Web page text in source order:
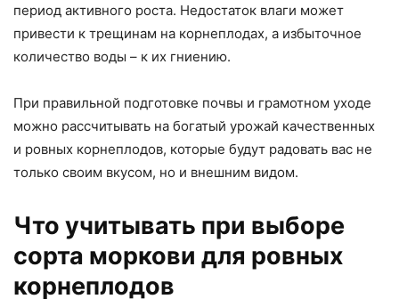
период активного роста. Недостаток влаги может
привести к трещинам на корнеплодах, а избыточное
количество воды – к их гниению.
При правильной подготовке почвы и грамотном уходе
можно рассчитывать на богатый урожай качественных
и ровных корнеплодов, которые будут радовать вас не
только своим вкусом, но и внешним видом.
Что учитывать при выборе
сорта моркови для ровных
корнеплодов